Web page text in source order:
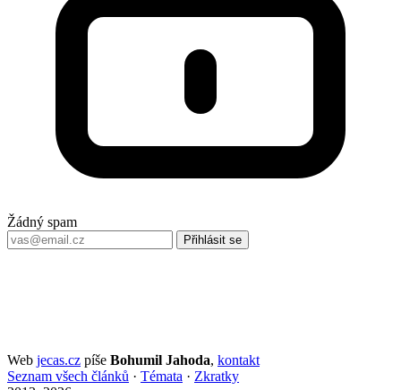
Žádný spam
Přihlásit se
Web jecas.cz píše Bohumil Jahoda, kontakt
Seznam všech článků · Témata · Zkratky